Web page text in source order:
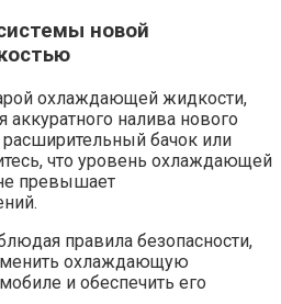
новой
охлаждающей жидкости,
аккуратного налива нового
бачок или
что уровень охлаждающей
превышает
правила безопасности,
охлаждающую
и обеспечить его